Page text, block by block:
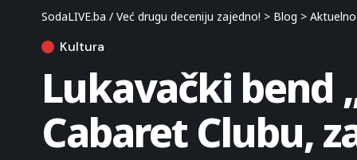
SodaLIVE.ba / Već drugu deceniju zajedno! > Blog >
Kultura
Lukavački bend
Cabaret Clubu,